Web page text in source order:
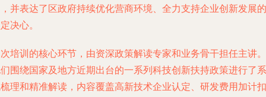
并表达了区政府持续优化营商环境、全力支持企业创新发展的
决心。
培训的核心环节，由资深政策解读专家和业务骨干担任主讲。
围绕国家及地方近期出台的一系列科技创新扶持政策进行了系
理和精准解读，内容覆盖高新技术企业认定、研发费用加计扣